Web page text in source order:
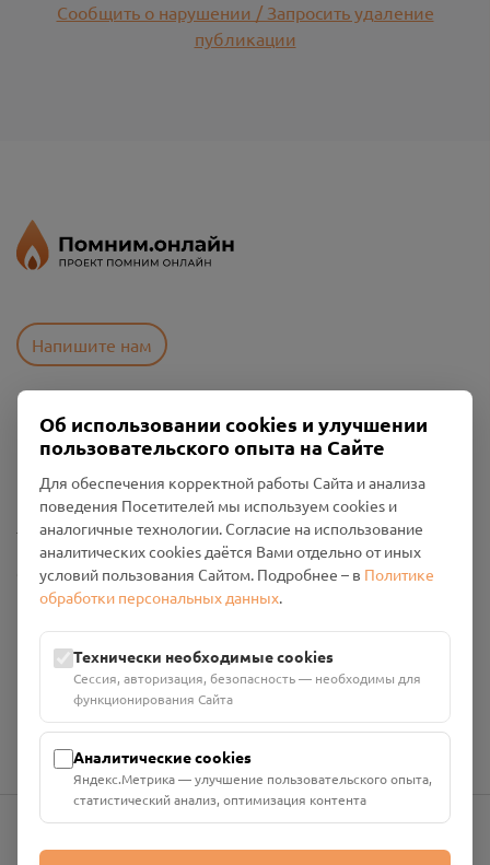
Сообщить о нарушении / Запросить удаление
публикации
Напишите нам
Пользовательское соглашение
Политика конфиденциальности
Промо-материалы
Настройки cookies
Общество с ограниченной ответственностью «Смоленский
Проект Помним»
Юридический адрес: 216790, Смоленская область, р-н
Руднянский, г. Рудня, улица Западная, д. 26А, пом. 18
Номер счёта: 40702810901130004287 в АО "АЛЬФА-БАНК"
Кор. счёт: 30101810200000000593
info@pomnim.online
Об использовании cookies и улучшении
пользовательского опыта на Сайте
Для обеспечения корректной работы Сайта и анализа
поведения Посетителей мы используем cookies и
аналогичные технологии. Согласие на использование
аналитических cookies даётся Вами отдельно от иных
условий пользования Сайтом. Подробнее – в Политике
обработки персональных данных.
Технически необходимые cookies
Сессия, авторизация, безопасность — необходимы для
функционирования Сайта
Аналитические cookies
Яндекс.Метрика — улучшение пользовательского опыта,
статистический анализ, оптимизация контента